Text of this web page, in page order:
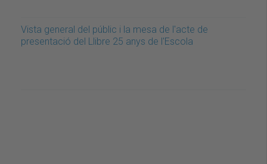
Vista general del públic i la mesa de l'acte de
presentació del Llibre 25 anys de l'Escola